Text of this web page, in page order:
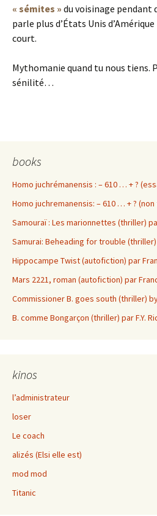
« sémites » du voisinage pendant
parle plus d’États Unis
court.
Mythomanie quand tu nous tiens.
sénilité…
books
Homo juchrémanensis : – 610 … + ?
Homo juchremanensis: – 610 … + ? (non
Samouraï : Les marionnettes (thriller)
Samurai: Beheading for trouble (thriller)
Hippocampe Twist (autofiction) par
Mars 2221, roman (autofiction) par
Commissioner B. goes south (thriller) by
B. comme Bongarçon (thriller) par F.Y.
kinos
l’administrateur
loser
Le coach
alizés (Elsi elle est)
mod mod
Titanic